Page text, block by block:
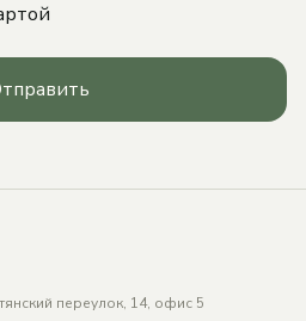
переулок, 14, офис 5